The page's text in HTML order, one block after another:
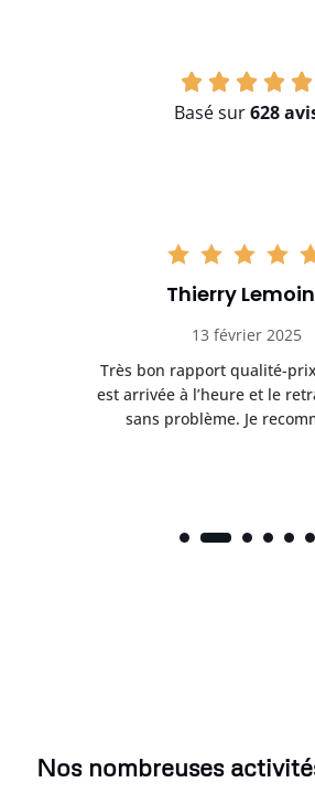
Basé sur628
Thierry
13 février 2025
Très bon rapport qualité-
est arrivée à l’heure et le
sans problème. Je
Nos nombreuses